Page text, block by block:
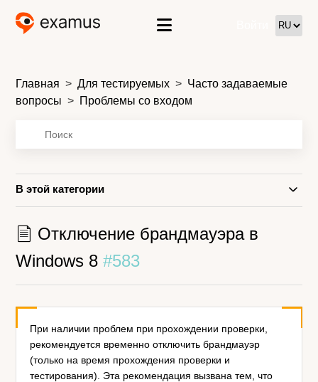
Главная Для тестируемых
Часто задаваемые
вопросы
Проблемы со входом
В этой категории
Отключение брандмауэра в
Windows 8#583
При наличии проблем при прохождении проверки,
рекомендуется временно отключить брандмауэр
(только на время прохождения проверки и
тестирования). Эта рекомендация вызвана тем, что